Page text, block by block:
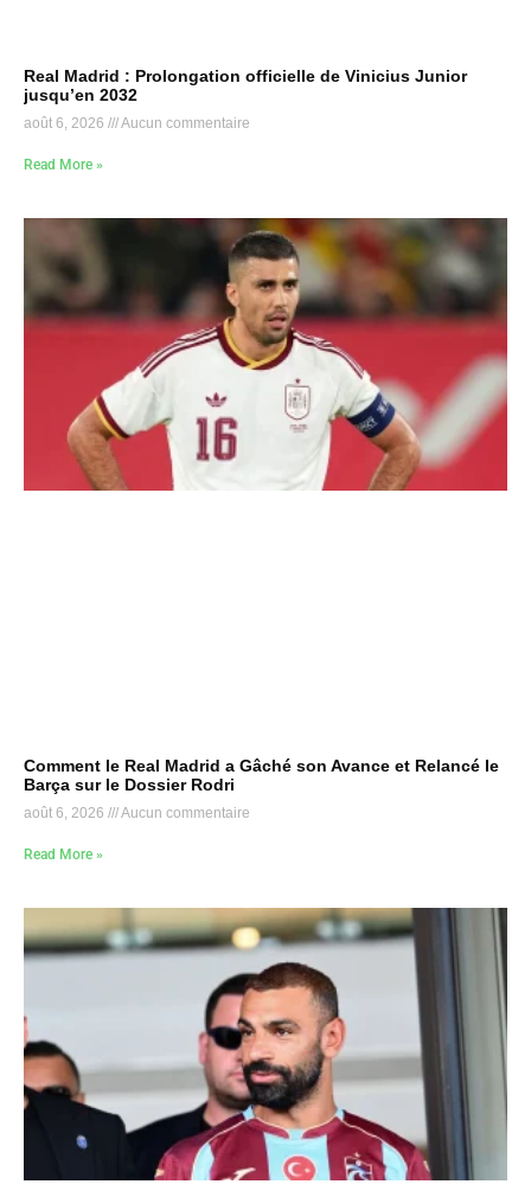
Real Madrid : Prolongation officielle de Vinicius Junior
jusqu’en 2032
août 6, 2026 Aucun commentaire
Read More »
Comment le Real Madrid a Gâché son Avance et Relancé le
Barça sur le Dossier Rodri
août 6, 2026 Aucun commentaire
Read More »